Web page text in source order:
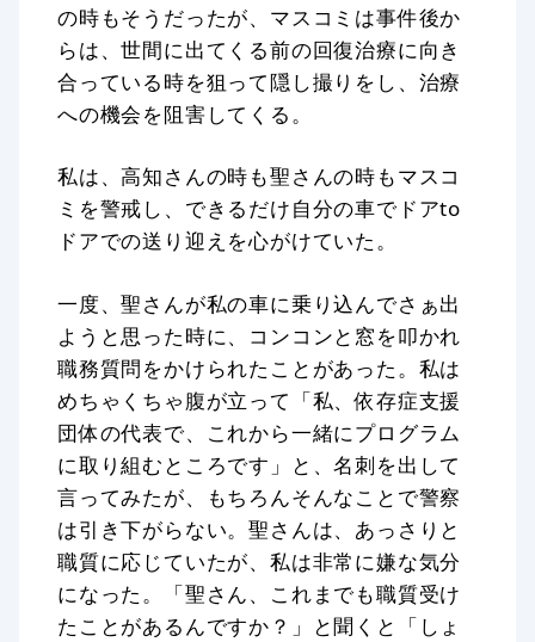
の時もそうだったが、マスコミは事件後か
らは、世間に出てくる前の回復治療に向き
合っている時を狙って隠し撮りをし、治療
への機会を阻害してくる。
私は、高知さんの時も聖さんの時もマスコ
ミを警戒し、できるだけ自分の車でドアto
ドアでの送り迎えを心がけていた。
一度、聖さんが私の車に乗り込んでさぁ出
ようと思った時に、コンコンと窓を叩かれ
職務質問をかけられたことがあった。私は
めちゃくちゃ腹が立って「私、依存症支援
団体の代表で、これから一緒にプログラム
に取り組むところです」と、名刺を出して
言ってみたが、もちろんそんなことで警察
は引き下がらない。聖さんは、あっさりと
職質に応じていたが、私は非常に嫌な気分
になった。「聖さん、これまでも職質受け
たことがあるんですか？」と聞くと「しょ